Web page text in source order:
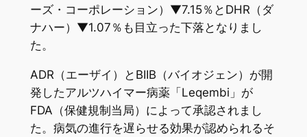
ーズ・コーポレーション）▼7.15％とDHR（ダ
ナハー）▼1.07％も目立った下落となりまし
た。
ADR（エーザイ）とBIIB（バイオジェン）が開
発したアルツハイマー病薬「Leqembi」が
FDA（保健規制当局）によって承認されまし
た。病気の進行を遅らせる効果が認められるそ